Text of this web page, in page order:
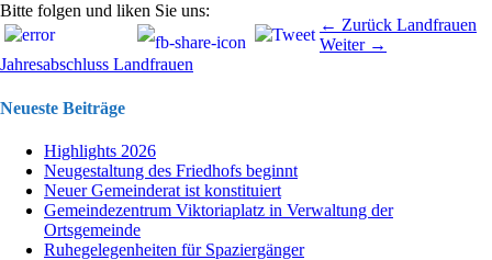
Bitte folgen und liken Sie uns:
Beitragsnavigation ← Zurück Landfrauen
Weiter →
Jahresabschluss Landfrauen
Neueste Beiträge
Highlights 2026
Neugestaltung des Friedhofs beginnt
Neuer Gemeinderat ist konstituiert
Gemeindezentrum Viktoriaplatz in Verwaltung der
Ortsgemeinde
Ruhegelegenheiten für Spaziergänger